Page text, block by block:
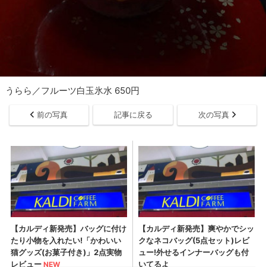
うらら／フルーツ白玉氷水 650円
前の写真 記事に戻る 次の写真